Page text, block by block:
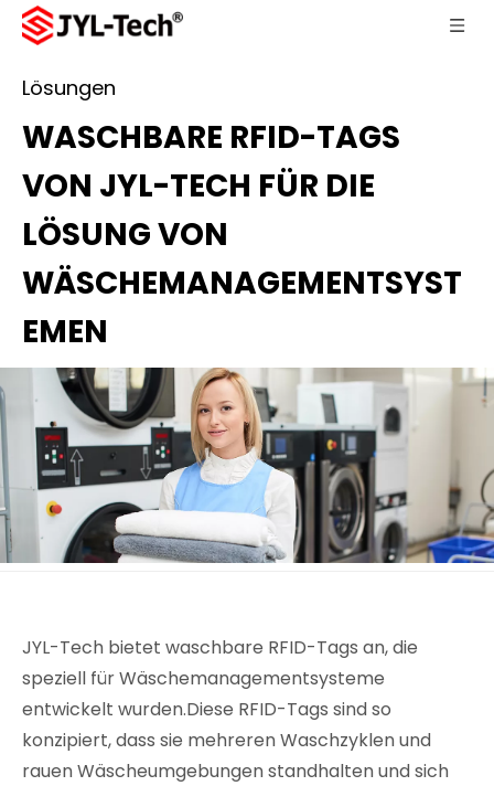
Lösungen
WASCHBARE RFID-TAGS
VON JYL-TECH FÜR DIE
LÖSUNG VON
WÄSCHEMANAGEMENTSYST
EMEN
JYL-Tech bietet waschbare RFID-Tags an, die
speziell für Wäschemanagementsysteme
entwickelt wurden.Diese RFID-Tags sind so
konzipiert, dass sie mehreren Waschzyklen und
rauen Wäscheumgebungen standhalten und sich